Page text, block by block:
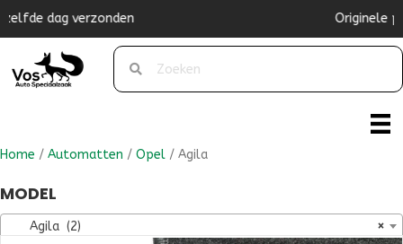
Home / Automatten / Opel / Agila
MODEL
×
Agila (2)